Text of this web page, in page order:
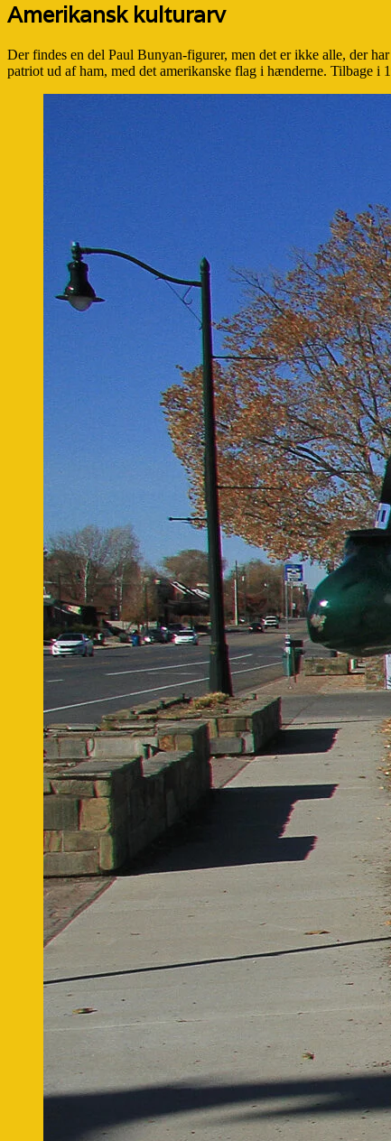
Amerikansk kulturarv
Der findes en del Paul Bunyan-figurer, men det er ikke alle, der
patriot ud af ham, med det amerikanske flag i hænderne. Tilbage i